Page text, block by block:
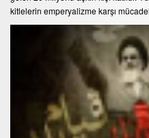
kitlelerin emperyalizme karşı